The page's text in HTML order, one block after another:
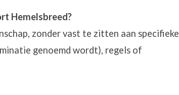
Hemelsbreed?
zonder vast te zitten aan specifieke
genoemd wordt), regels of